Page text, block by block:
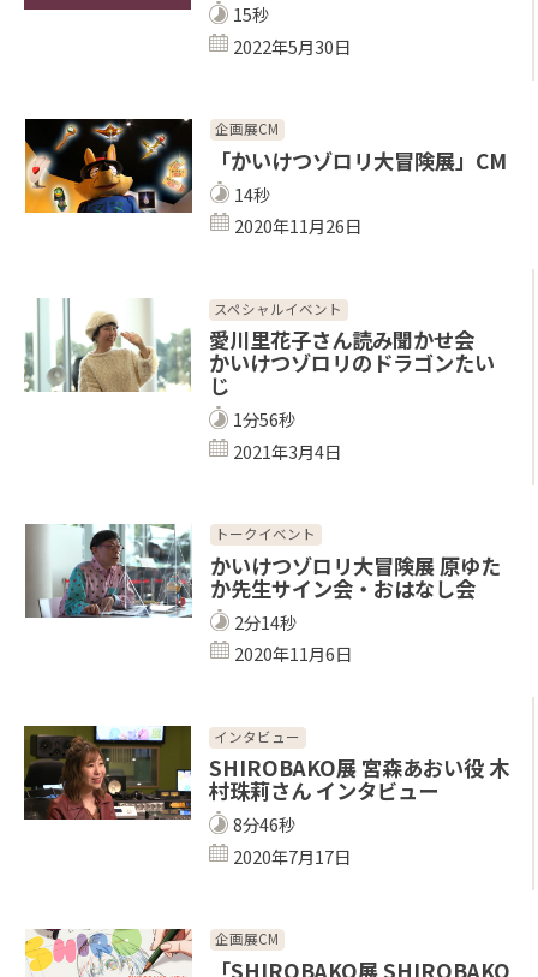
15秒
2022年5月30日
企画展CM
「かいけつゾロリ大冒険展」CM
14秒
2020年11月26日
スペシャルイベント
愛川里花子さん読み聞かせ会
かいけつゾロリのドラゴンたい
じ
1分56秒
2021年3月4日
トークイベント
かいけつゾロリ大冒険展 原ゆた
か先生サイン会・おはなし会
2分14秒
2020年11月6日
インタビュー
SHIROBAKO展 宮森あおい役 木
村珠莉さん インタビュー
8分46秒
2020年7月17日
企画展CM
「SHIROBAKO展 SHIROBAKO